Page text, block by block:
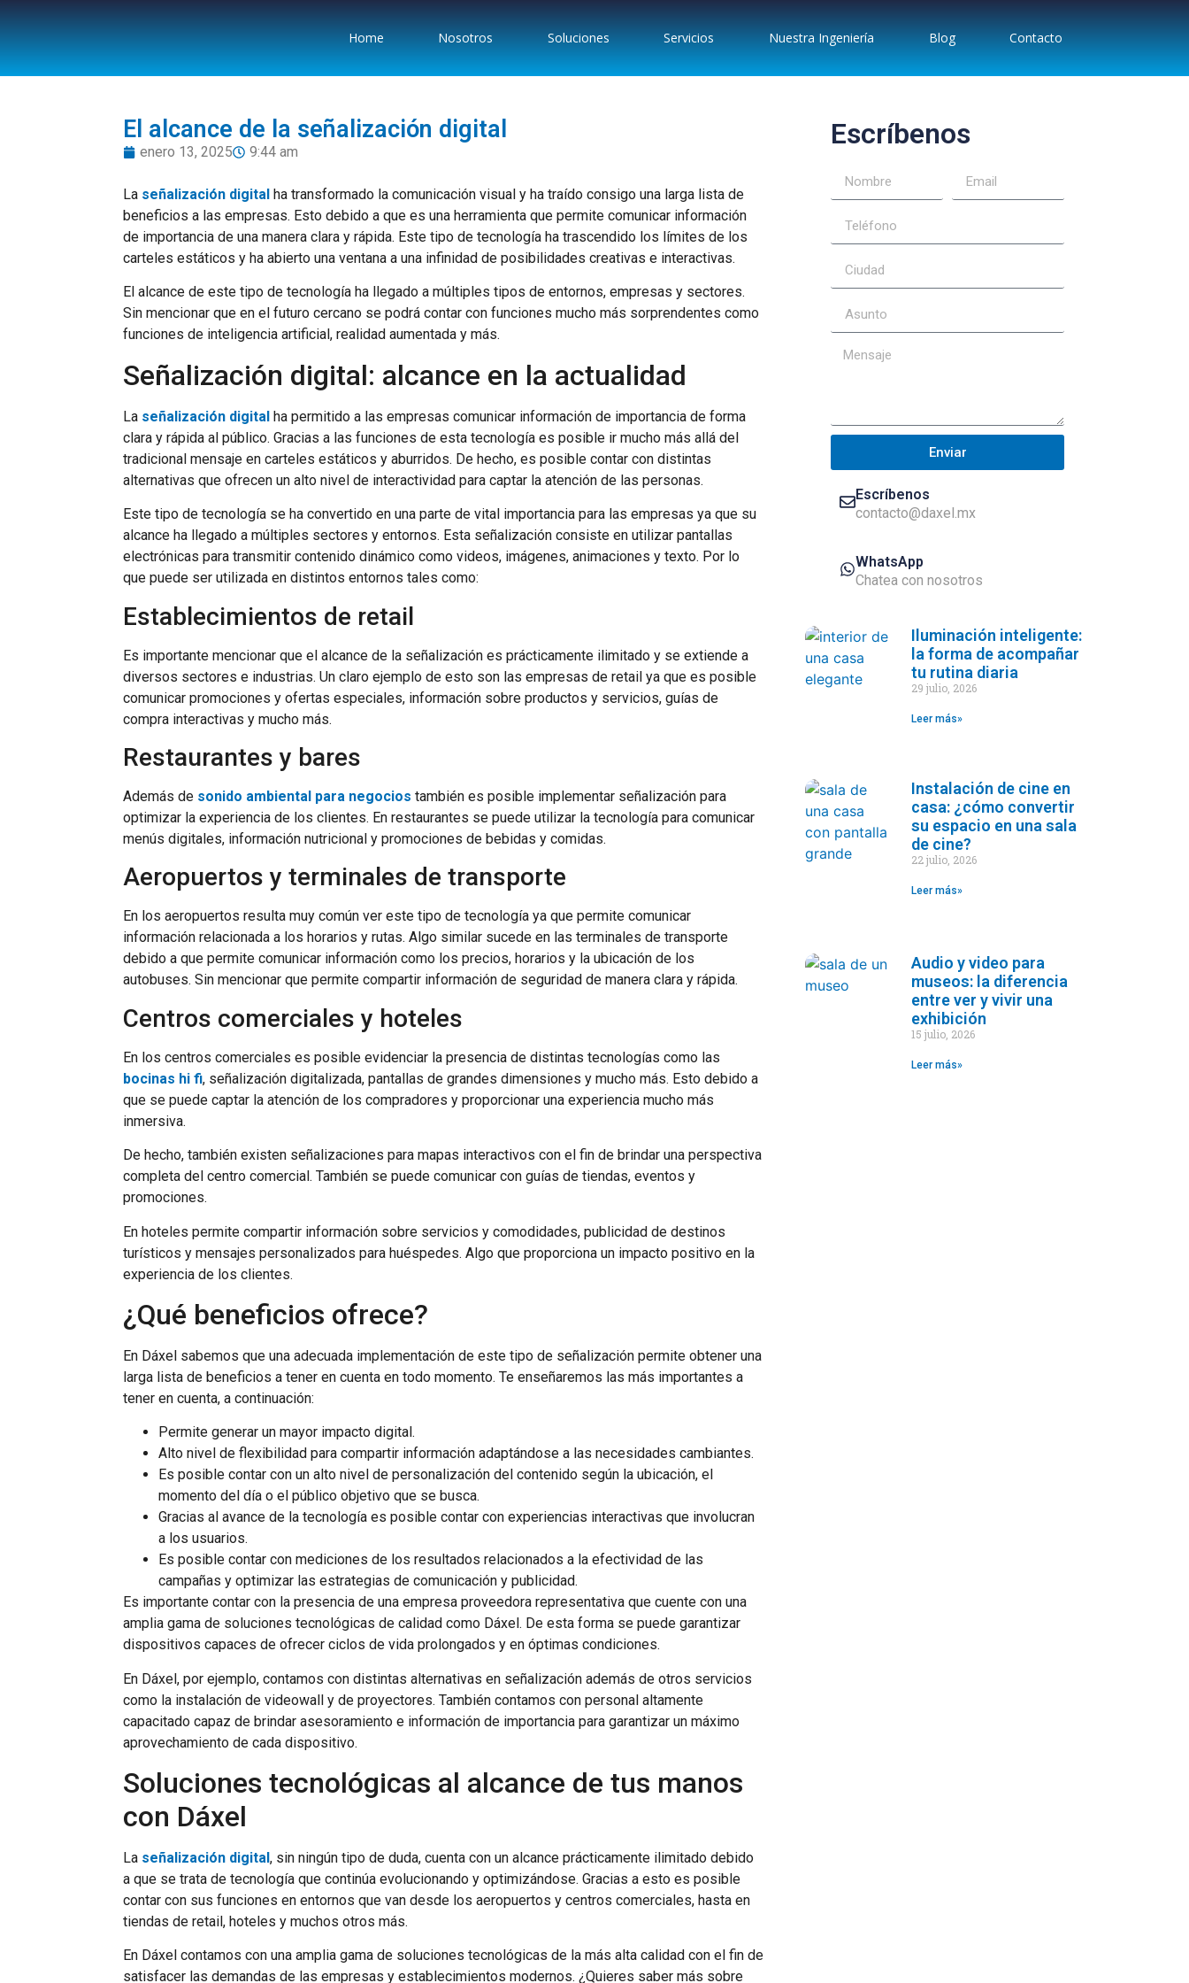
Home Nosotros Soluciones Servicios Nuestra Ingeniería Blog Contacto
El alcance de la señalización digital
enero 13, 2025 9:44 am
La señalización digital ha transformado la comunicación visual y ha traído consigo una larga lista de
beneficios a las empresas. Esto debido a que es una herramienta que permite comunicar información
de importancia de una manera clara y rápida. Este tipo de tecnología ha trascendido los límites de los
carteles estáticos y ha abierto una ventana a una infinidad de posibilidades creativas e interactivas.
El alcance de este tipo de tecnología ha llegado a múltiples tipos de entornos, empresas y sectores.
Sin mencionar que en el futuro cercano se podrá contar con funciones mucho más sorprendentes como
funciones de inteligencia artificial, realidad aumentada y más.
Señalización digital: alcance en la actualidad
La señalización digital ha permitido a las empresas comunicar información de importancia de forma
clara y rápida al público. Gracias a las funciones de esta tecnología es posible ir mucho más allá del
tradicional mensaje en carteles estáticos y aburridos. De hecho, es posible contar con distintas
alternativas que ofrecen un alto nivel de interactividad para captar la atención de las personas.
Este tipo de tecnología se ha convertido en una parte de vital importancia para las empresas ya que su
alcance ha llegado a múltiples sectores y entornos. Esta señalización consiste en utilizar pantallas
electrónicas para transmitir contenido dinámico como videos, imágenes, animaciones y texto. Por lo
que puede ser utilizada en distintos entornos tales como:
Establecimientos de retail
Es importante mencionar que el alcance de la señalización es prácticamente ilimitado y se extiende a
diversos sectores e industrias. Un claro ejemplo de esto son las empresas de retail ya que es posible
comunicar promociones y ofertas especiales, información sobre productos y servicios, guías de
compra interactivas y mucho más.
Restaurantes y bares
Además de sonido ambiental para negocios también es posible implementar señalización para
optimizar la experiencia de los clientes. En restaurantes se puede utilizar la tecnología para comunicar
menús digitales, información nutricional y promociones de bebidas y comidas.
Aeropuertos y terminales de transporte
En los aeropuertos resulta muy común ver este tipo de tecnología ya que permite comunicar
información relacionada a los horarios y rutas. Algo similar sucede en las terminales de transporte
debido a que permite comunicar información como los precios, horarios y la ubicación de los
autobuses. Sin mencionar que permite compartir información de seguridad de manera clara y rápida.
Centros comerciales y hoteles
En los centros comerciales es posible evidenciar la presencia de distintas tecnologías como las
bocinas hi fi, señalización digitalizada, pantallas de grandes dimensiones y mucho más. Esto debido a
que se puede captar la atención de los compradores y proporcionar una experiencia mucho más
inmersiva.
De hecho, también existen señalizaciones para mapas interactivos con el fin de brindar una perspectiva
completa del centro comercial. También se puede comunicar con guías de tiendas, eventos y
promociones.
En hoteles permite compartir información sobre servicios y comodidades, publicidad de destinos
turísticos y mensajes personalizados para huéspedes. Algo que proporciona un impacto positivo en la
experiencia de los clientes.
¿Qué beneficios ofrece?
En Dáxel sabemos que una adecuada implementación de este tipo de señalización permite obtener una
larga lista de beneficios a tener en cuenta en todo momento. Te enseñaremos las más importantes a
tener en cuenta, a continuación:
Permite generar un mayor impacto digital.
Alto nivel de flexibilidad para compartir información adaptándose a las necesidades cambiantes.
Es posible contar con un alto nivel de personalización del contenido según la ubicación, el
momento del día o el público objetivo que se busca.
Gracias al avance de la tecnología es posible contar con experiencias interactivas que involucran
a los usuarios.
Es posible contar con mediciones de los resultados relacionados a la efectividad de las
campañas y optimizar las estrategias de comunicación y publicidad.
Es importante contar con la presencia de una empresa proveedora representativa que cuente con una
amplia gama de soluciones tecnológicas de calidad como Dáxel. De esta forma se puede garantizar
dispositivos capaces de ofrecer ciclos de vida prolongados y en óptimas condiciones.
En Dáxel, por ejemplo, contamos con distintas alternativas en señalización además de otros servicios
como la instalación de videowall y de proyectores. También contamos con personal altamente
capacitado capaz de brindar asesoramiento e información de importancia para garantizar un máximo
aprovechamiento de cada dispositivo.
Soluciones tecnológicas al alcance de tus manos
con Dáxel
La señalización digital, sin ningún tipo de duda, cuenta con un alcance prácticamente ilimitado debido
a que se trata de tecnología que continúa evolucionando y optimizándose. Gracias a esto es posible
contar con sus funciones en entornos que van desde los aeropuertos y centros comerciales, hasta en
tiendas de retail, hoteles y muchos otros más.
En Dáxel contamos con una amplia gama de soluciones tecnológicas de la más alta calidad con el fin de
satisfacer las demandas de las empresas y establecimientos modernos. ¿Quieres saber más sobre
Escríbenos
Enviar
Escríbenos
contacto@daxel.mx
WhatsApp
Chatea con nosotros
Iluminación inteligente:
la forma de acompañar
tu rutina diaria
29 julio, 2026
Leer más»
Instalación de cine en
casa: ¿cómo convertir
su espacio en una sala
de cine?
22 julio, 2026
Leer más»
Audio y video para
museos: la diferencia
entre ver y vivir una
exhibición
15 julio, 2026
Leer más»